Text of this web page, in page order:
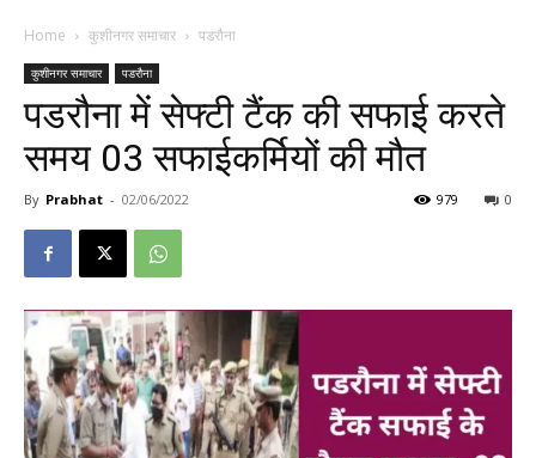
Home कुशीनगर समाचार पडरौना
कुशीनगर समाचार पडरौना
पडरौना में सेफ्टी टैंक की सफाई करते
समय 03 सफाईकर्मियों की मौत
By Prabhat - 02/06/2022 0
979